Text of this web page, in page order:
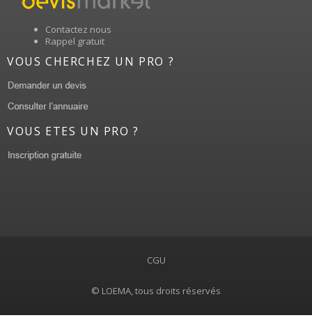
Contactez nous
Rappel gratuit
VOUS CHERCHEZ UN PRO ?
VOUS ETES UN PRO ?
CGU
© LOEMA, tous droits réservés